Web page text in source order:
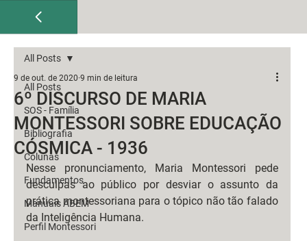
All Posts
SOS - Família
Bibliografia
Colunas
Fundamentos
Manuais ABEM
Perfil Montessori
All Posts
6º DISCURSO DE MARIA
MONTESSORI SOBRE EDUCAÇÃO
CÓSMICA - 1936
9 de out. de 2020 9 min de leitura
Nesse pronunciamento, Maria Montessori pede
desculpas ao público por desviar o assunto da
prática montessoriana para o tópico não tão falado
da Inteligência Humana.